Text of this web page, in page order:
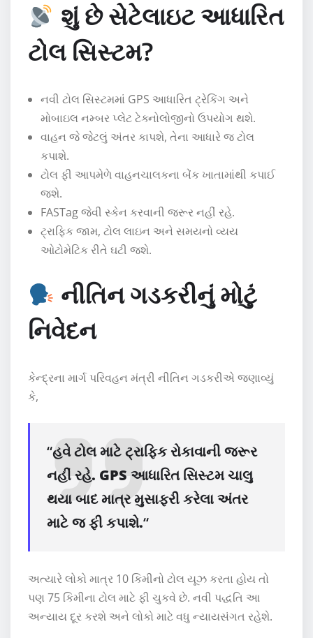
શું છે સેટેલાઇટ આધારિત
ટોલ સિસ્ટમ?
નવી ટોલ સિસ્ટમમાં GPS આધારિત ટ્રેકિંગ અને
મોબાઇલ નમ્બર પ્લેટ ટેક્નોલોજીનો ઉપયોગ થશે.
વાહન જે જેટલું અંતર કાપશે, તેના આધારે જ ટોલ
કપાશે.
ટોલ ફી આપમેળે વાહનચાલકના બેંક ખાતામાંથી કપાઈ
જશે.
FASTag જેવી સ્કેન કરવાની જરૂર નહીં રહે.
ટ્રાફિક જામ, ટોલ લાઇન અને સમયનો વ્યય
ઓટોમેટિક રીતે ઘટી જશે.
નીતિન ગડકરીનું મોટું
નિવેદન
કેન્દ્રના માર્ગ પરિવહન મંત્રી નીતિન ગડકરીએ જણાવ્યું
કે,
“હવે ટોલ માટે ટ્રાફિક રોકાવાની જરૂર
નહીં રહે. GPS આધારિત સિસ્ટમ ચાલુ
થયા બાદ માત્ર મુસાફરી કરેલા અંતર
માટે જ ફી કપાશે.“
અત્યારે લોકો માત્ર 10 કિમીનો ટોલ યૂઝ કરતા હોય તો
પણ 75 કિમીના ટોલ માટે ફી ચુકવે છે. નવી પદ્ધતિ આ
અન્યાય દૂર કરશે અને લોકો માટે વધુ ન્યાયસંગત રહેશે.